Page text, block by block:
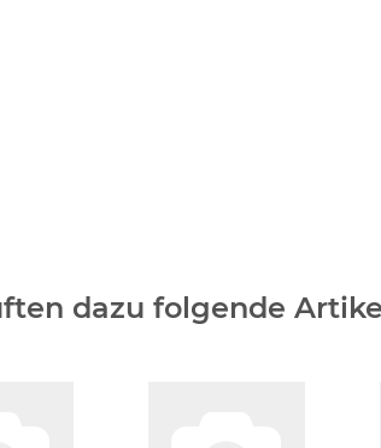
dazu folgende